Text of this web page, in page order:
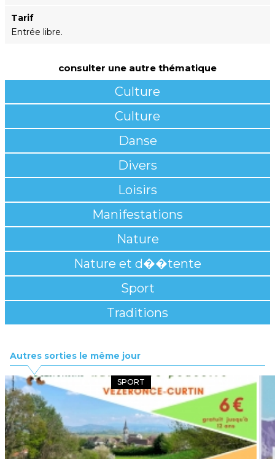
Tarif
Entrée libre.
consulter une autre thématique
Culture
Culture
Danse
Divers
Loisirs
Manifestations
Nature
Nature et d��tente
Sport
Traditions
Autres sorties le même jour
SPORT